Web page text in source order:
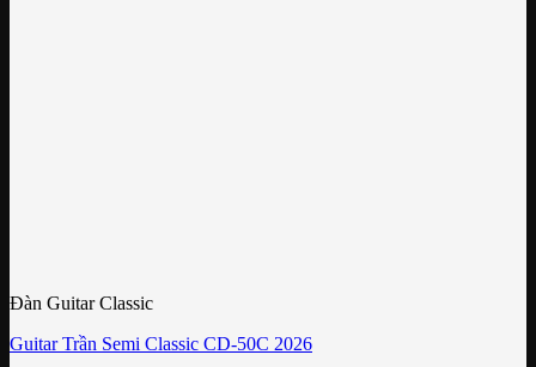
Đàn Guitar Classic
Guitar Trần Semi Classic CD-50C 2026